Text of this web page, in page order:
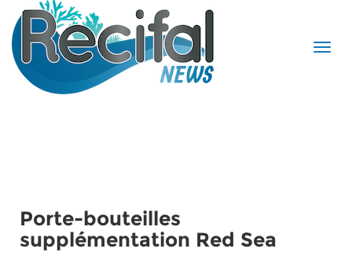
Porte-bouteilles
supplémentation Red Sea